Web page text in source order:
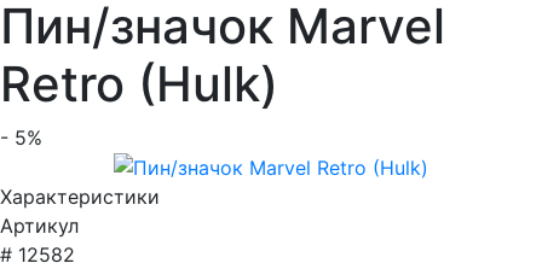
Пин/значок Marvel
Retro (Hulk)
- 5%
Характеристики
Артикул
# 12582